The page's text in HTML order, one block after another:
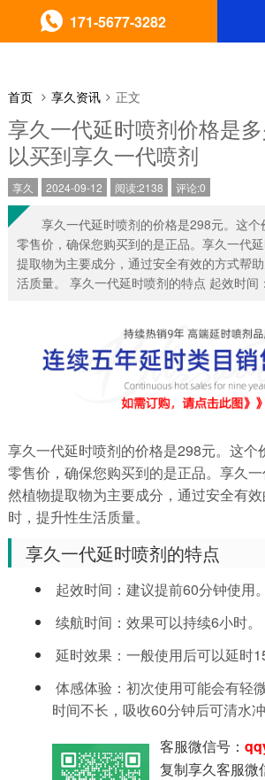
首页 享久资讯 正文
享久一代延时喷剂价格是
以买到享久一代喷剂
享久 2024-09-12 阅读:2138 评论:0
享久一代延时喷剂的价格是298元。这
零售价，确保您购买到的是正品。享久一代
提取物为主要成分，通过安全有效的方式帮
活质量。 享久一代延时喷剂的特点 起效时间
享久一代延时喷剂的价格是298元。这个
零售价，确保您购买到的是正品。享久
然植物提取物为主要成分，通过安全有
时，提升性生活质量。
享久一代延时喷剂的特点
起效时间：建议提前60分钟使用。
续航时间：效果可以持续6小时。
延时效果：一般使用后可以延时
体感体验：初次使用可能会有轻
时间不长，吸收60分钟后可清水冲
客服微信号：
复制享久客服微
171-5677-3282